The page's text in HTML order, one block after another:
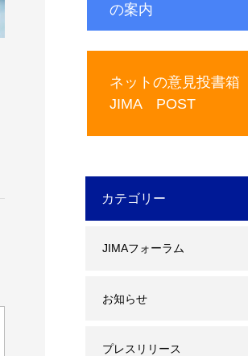
の案内
ネットの意見投書箱
JIMA POST
カテゴリー
JIMAフォーラム
お知らせ
プレスリリース